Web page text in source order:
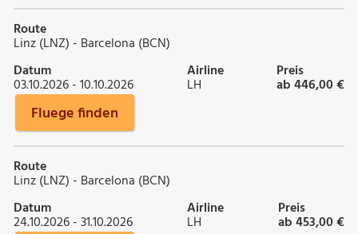
Route
Linz (LNZ) - Barcelona (BCN)
Datum
03.10.2026 - 10.10.2026
Airline
LH
Preis
ab 446,00 €
Fluege finden
Route
Linz (LNZ) - Barcelona (BCN)
Datum
24.10.2026 - 31.10.2026
Airline
LH
Preis
ab 453,00 €